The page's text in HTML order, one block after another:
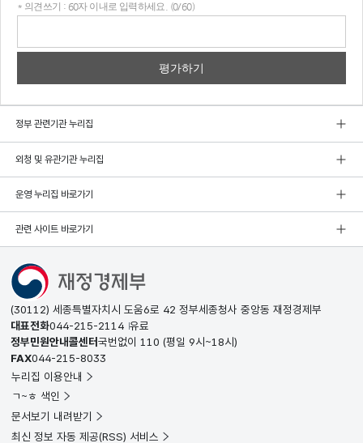
* 의견쓰기 : 60자 이내로 입력하세요. (0/60)
정부 관련기관 누리집
외청 및 유관기관 누리집
운영 누리집 바로가기
관련 사이트 바로가기
(30112) 세종특별자치시 도움6로 42 정부세종청사 중앙동 재정경제부
대표전화044-215-2114 유료
정부민원안내콜센터국번없이 110 (평일 9시~18시)
FAX044-215-8033
누리집 이용안내
ㄱ~ㅎ 색인
문서보기 내려받기
최신 정보 자동 제공(RSS) 서비스